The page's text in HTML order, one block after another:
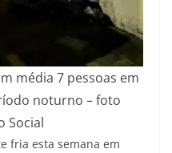
média 7 pessoas em
noturno – foto
Social
fria esta semana em